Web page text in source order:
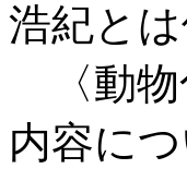
浩紀と
〈動物
内容に